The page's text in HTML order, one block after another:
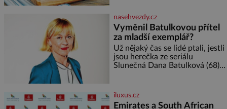
nebo jiného salátu (římský salát,
polníček…) ✿ 1 malá konzerva
kukuřice ✿ ½ okurky ✿ 2
rajčata Zálivka: ✿ 4 lžíce
olivového oleje ✿ 1 lžíci
citronové šťávy ✿ ½ stroužku
nasehvezdy.cz
Vyměnil Batulkovou přítel
za mladší exemplář?
Už nějaký čas se lidé ptali, jestli
jsou herečka ze seriálu
Slunečná Dana Batulková (68) a
od sebe přítele od samého
začátku odhán
iluxus.cz
Emirates a South African